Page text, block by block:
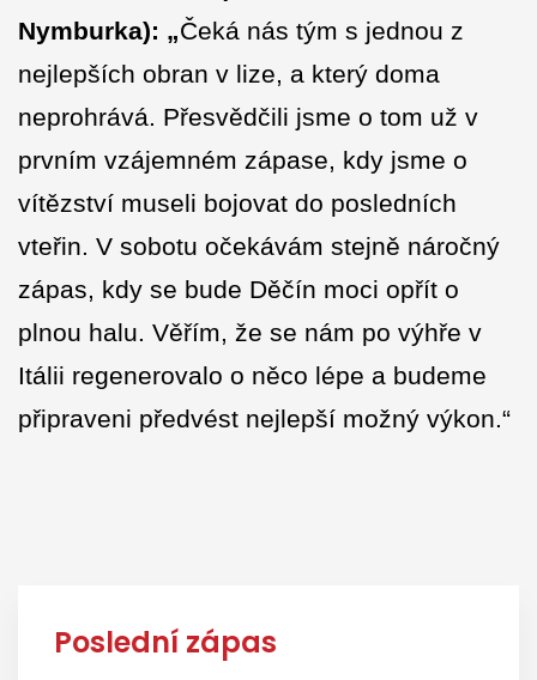
Nymburka): „Čeká nás tým s jednou z
nejlepších obran v lize, a který doma
neprohrává. Přesvědčili jsme o tom už v
prvním vzájemném zápase, kdy jsme o
vítězství museli bojovat do posledních
vteřin. V sobotu očekávám stejně náročný
zápas, kdy se bude Děčín moci opřít o
plnou halu. Věřím, že se nám po výhře v
Itálii regenerovalo o něco lépe a budeme
připraveni předvést nejlepší možný výkon.“
Poslední zápas